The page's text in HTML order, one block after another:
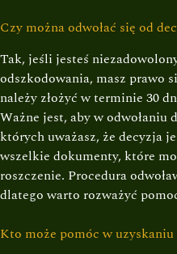
Czy można odwołać się od
Tak, jeśli jesteś
odszkodowania, masz prawo
należy złożyć w terminie 30
Ważne jest, aby w odwołaniu
których uważasz, że decyzja
wszelkie dokumenty, które
roszczenie. Procedura
dlatego warto rozważyć
Kto może pomóc w